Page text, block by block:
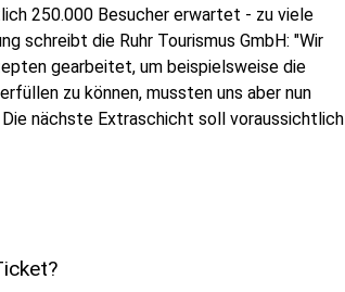
250.000 Besucher erwartet - zu viele
schreibt die Ruhr Tourismus GmbH: "Wir
gearbeitet, um beispielsweise die
zu können, mussten uns aber nun
nächste Extraschicht soll voraussichtlich